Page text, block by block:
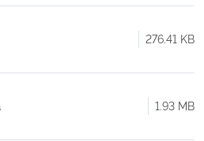
276.41 KB
1.93 MB